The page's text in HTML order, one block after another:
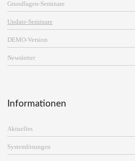
Grundlagen-Seminare
Update-Seminare
DEMO-Version
Newsletter
Informationen
Aktuelles
Systemlösungen